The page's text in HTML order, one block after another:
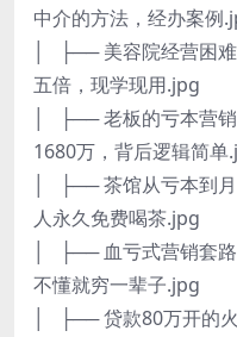
中介的方法，经办案例
│ ├── 美容院经营困
五倍，现学现用.jpg
│ ├── 老板的亏本营
1680万，背后逻辑简单
│ ├── 茶馆从亏本到
人永久免费喝茶.jpg
│ ├── 血亏式营销套
不懂就穷一辈子.jpg
│ ├── 贷款80万开的